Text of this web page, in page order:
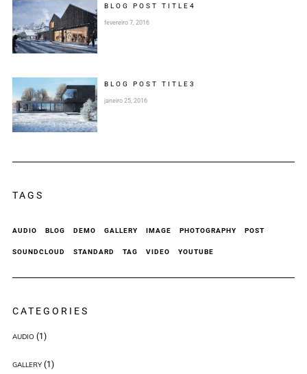
BLOG POST TITLE 4
fevereiro 7, 2016
BLOG POST TITLE 3
janeiro 25, 2016
TAGS
AUDIO BLOG DEMO GALLERY IMAGE PHOTOGRAPHY POST
SOUNDCLOUD STANDARD TAG VIDEO YOUTUBE
CATEGORIES
AUDIO (1)
GALLERY(1)